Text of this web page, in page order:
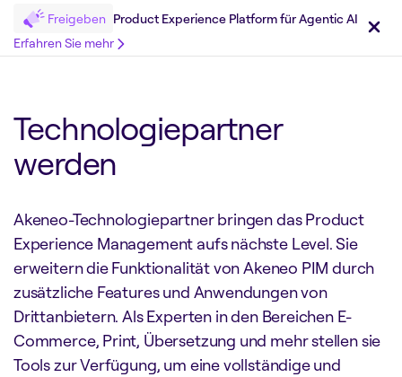
Freigeben Product Experience Platform für Agentic AI
Erfahren Sie mehr
Technologiepartner
werden
Akeneo-Technologiepartner bringen das Product
Experience Management aufs nächste Level. Sie
erweitern die Funktionalität von Akeneo PIM durch
zusätzliche Features und Anwendungen von
Drittanbietern. Als Experten in den Bereichen E-
Commerce, Print, Übersetzung und mehr stellen sie
Tools zur Verfügung, um eine vollständige und